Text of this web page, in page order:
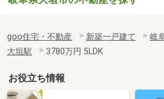
goo住宅・不動産 新築一戸建て 岐
大垣駅
3780万円 5LDK
お役立ち情報